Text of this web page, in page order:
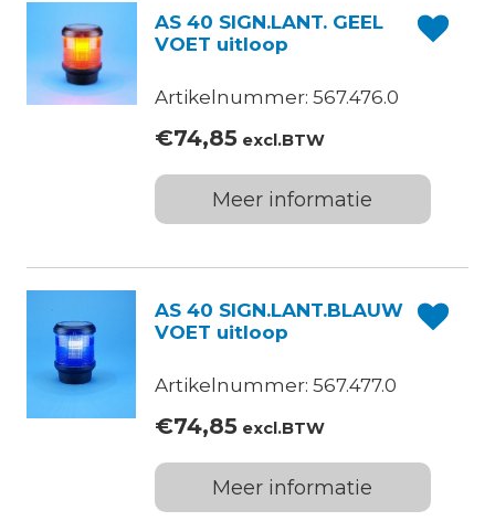
AS 40 SIGN.LANT. GEEL
VOET uitloop
Artikelnummer: 567.476.0
€74,85excl.BTW
Meer informatie
AS 40 SIGN.LANT.BLAUW
VOET uitloop
Artikelnummer: 567.477.0
€74,85excl.BTW
Meer informatie